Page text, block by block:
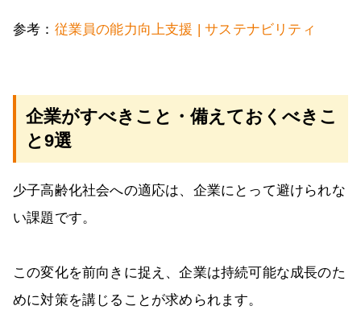
参考： 従業員の能力向上支援 | サステナビリティ
企業がすべきこと・備えておくべきこ
と9選
少子高齢化社会への適応は、企業にとって避けられな
い課題です。
この変化を前向きに捉え、企業は持続可能な成長のた
めに対策を講じることが求められます。